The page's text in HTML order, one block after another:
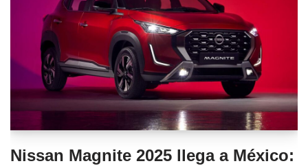
Nissan Magnite 2025 llega a México: